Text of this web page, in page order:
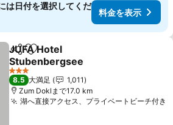
は日付を選択してくだ
料金を表示
シェアお気に入りに追加
JUFA Hotel
Stubenbergsee
料金を表示
3 ホテルのランク
8.5 大満足
1,011
Zum Doklまで17.0 km
湖へ直接アクセス、プライベートビーチ付き